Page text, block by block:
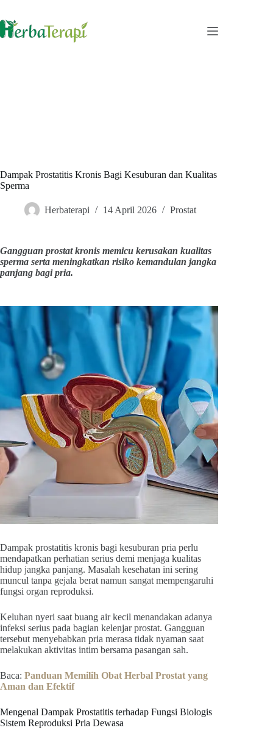
content
Dampak Prostatitis Kronis Bagi Kesuburan dan Kualitas
Sperma
Herbaterapi 14 April 2026 Prostat
Gangguan prostat kronis memicu kerusakan kualitas
sperma serta meningkatkan risiko kemandulan jangka
panjang bagi pria.
Dampak prostatitis kronis bagi kesuburan pria perlu
mendapatkan perhatian serius demi menjaga kualitas
hidup jangka panjang. Masalah kesehatan ini sering
muncul tanpa gejala berat namun sangat mempengaruhi
fungsi organ reproduksi.
Keluhan nyeri saat buang air kecil menandakan adanya
infeksi serius pada bagian kelenjar prostat. Gangguan
tersebut menyebabkan pria merasa tidak nyaman saat
melakukan aktivitas intim bersama pasangan sah.
Baca: Panduan Memilih Obat Herbal Prostat yang
Aman dan Efektif
Mengenal Dampak Prostatitis terhadap Fungsi Biologis
Sistem Reproduksi Pria Dewasa